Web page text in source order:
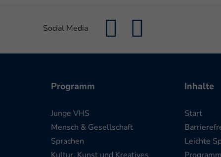
Social Media
Programm
Junge VHS
Mensch & Gesellschaft
Sprachen
Inhalte
Start
Leichte